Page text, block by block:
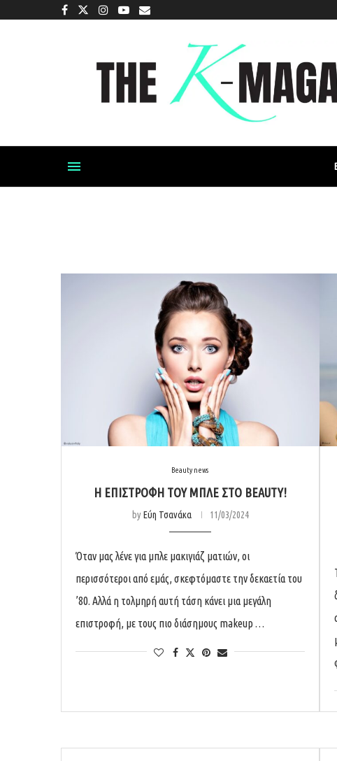
Beauty news
Η ΕΠΙΣΤΡΟΦΗ ΤΟΥ ΜΠΛΕ ΣΤΟ BEAUTY!
byΕύη Τσανάκα 11/03/2024
Όταν μας λένε για μπλε μακιγιάζ ματιών, οι
περισσότεροι από εμάς, σκεφτόμαστε την δεκαετία του
’80. Αλλά η τολμηρή αυτή τάση κάνει μια μεγάλη
επιστροφή, με τους πιο διάσημους makeup …